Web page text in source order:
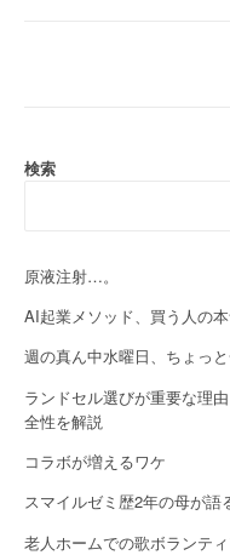
a
g
a
t
i
o
n
検索
原液注射…。
AI起業メソッド、買う人の
週の真ん中水曜日、ちょっ
ランドセル選びが重要な理
全性を解説
コラボが増えるワケ
スマイルゼミ歴2年の母が
老人ホームでの歌ボランテ